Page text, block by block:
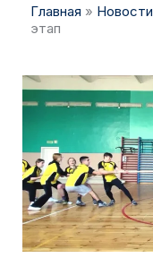
Главная » Новости
этап